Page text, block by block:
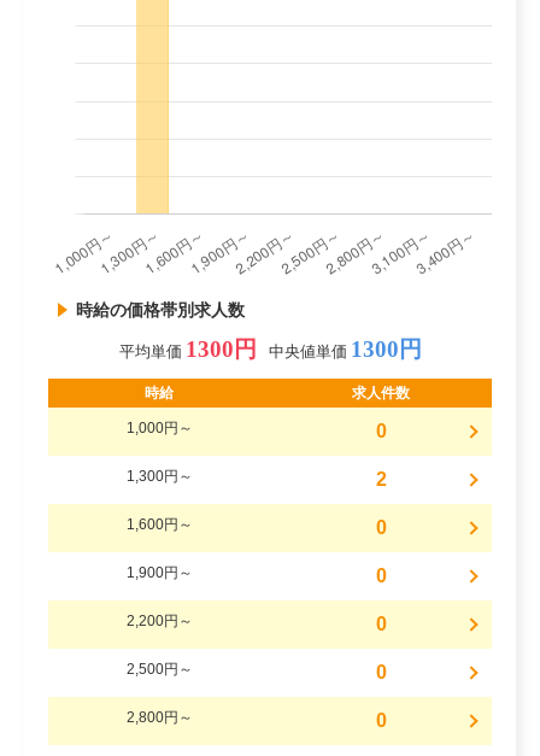
時給の価格帯別求人数
平均単価 1300円 中央値単価 1300円
時給 求人件数
1,000円～ 0
1,300円～ 2
1,600円～ 0
1,900円～ 0
2,200円～ 0
2,500円～ 0
2,800円～ 0